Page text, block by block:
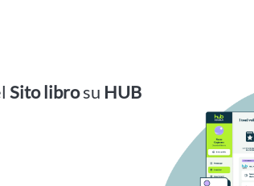
Sito librosu HUB